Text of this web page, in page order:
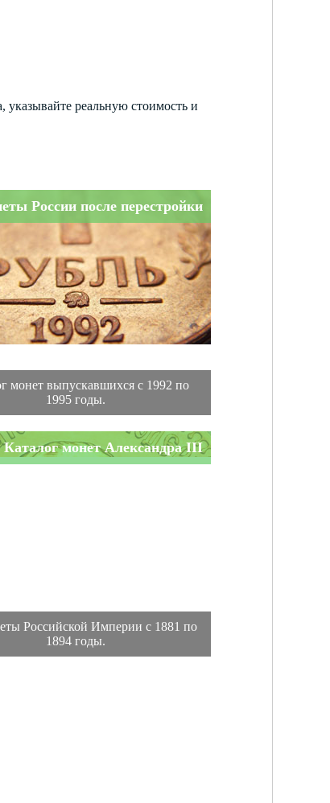
реальную стоимость и
России после перестройки
монет выпускавшихся с 1992 по
1995 годы.
Каталог монет Александра III
Российской Империи с 1881 по
1894 годы.